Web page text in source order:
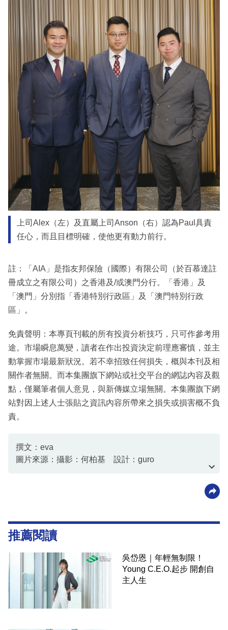
上司Alex（左）及直屬上司Anson（右）認為Paul具責
任心，而且目標明確，使他更有動力前行。
註：「AIA」是指友邦保險（國際）有限公司（於百慕達註
冊成立之有限公司）之香港及/或澳門分行。「香港」及
「澳門」分別指「香港特別行政區」及「澳門特別行政
區」。
免責聲明：本專頁刊載的所有投資分析技巧，只可作參考用
途。市場瞬息萬變，讀者在作出投資決定前理應審慎，並主
動掌握市場最新狀況。若不幸招致任何損失，概與本刊及相
關作者無關。而本集團旗下網站或社交平台的網誌內容及觀
點，僅屬筆者個人意見，與新傳媒立場無關。本集團旗下網
站對因上述人士張貼之資訊內容所帶來之損失或損害概不負
責。
撰文：eva
圖片來源：攝影：何柏基 設計：guro
推薦閱讀
吳岱恩｜年輕無制限！
Young C.E.O.起步 開創自
主人生